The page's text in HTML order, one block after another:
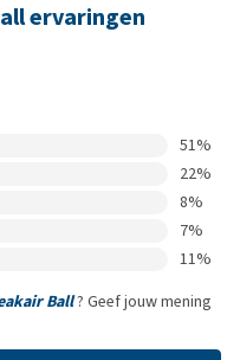
ervaringen
51%
22%
8%
7%
11%
Ball? Geef jouw mening